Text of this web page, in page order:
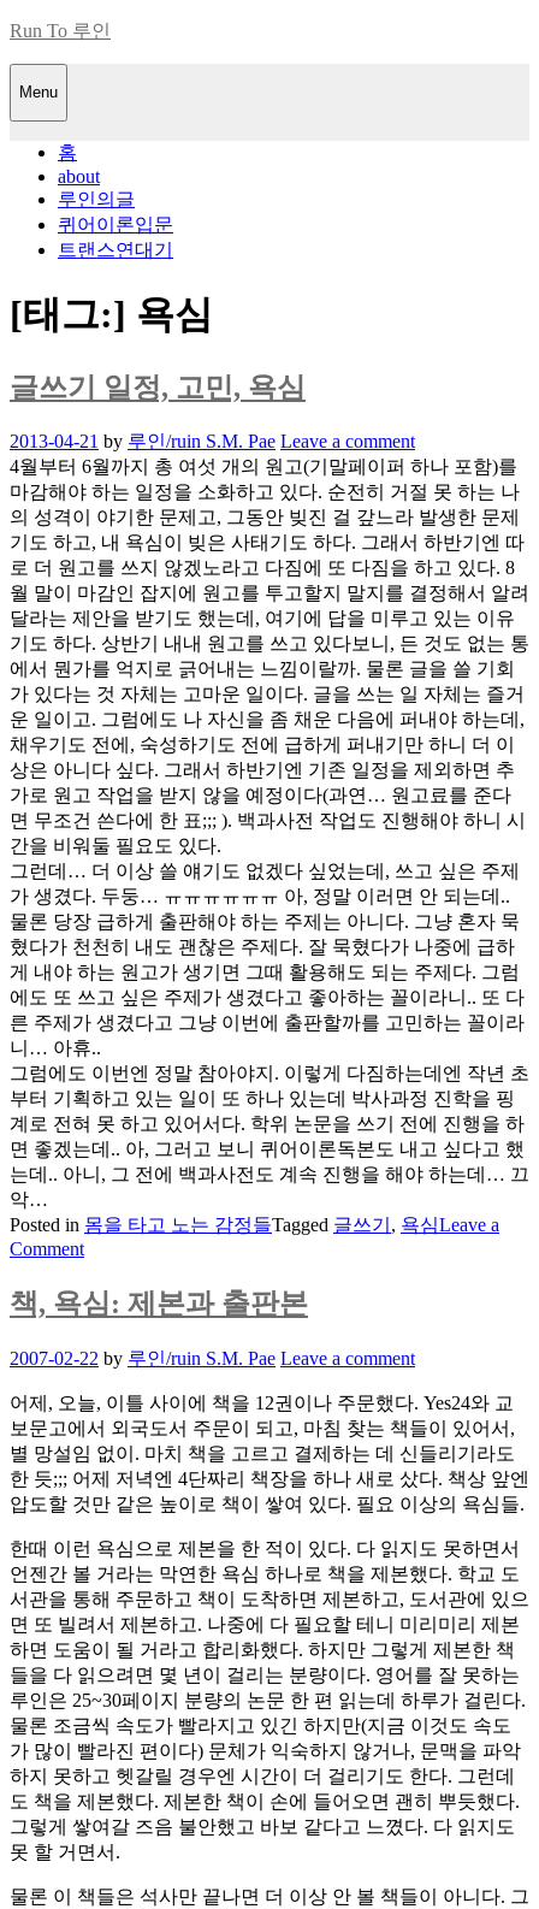
Skip
content
Run To 루인
Menu
홈
about
루인의글
퀴어이론입문
트랜스연대기
[태그:] 욕심
글쓰기 일정, 고민, 욕심
Posted
on
2013-04-21 by 루인/ruin S.M. Pae Leave a comment
4월부터 6월까지 총 여섯 개의 원고(기말페이퍼 하나 포함)를
마감해야 하는 일정을 소화하고 있다. 순전히 거절 못 하는 나
의 성격이 야기한 문제고, 그동안 빚진 걸 갚느라 발생한 문제
기도 하고, 내 욕심이 빚은 사태기도 하다. 그래서 하반기엔 따
로 더 원고를 쓰지 않겠노라고 다짐에 또 다짐을 하고 있다. 8
월 말이 마감인 잡지에 원고를 투고할지 말지를 결정해서 알려
달라는 제안을 받기도 했는데, 여기에 답을 미루고 있는 이유
기도 하다. 상반기 내내 원고를 쓰고 있다보니, 든 것도 없는 통
에서 뭔가를 억지로 긁어내는 느낌이랄까. 물론 글을 쓸 기회
가 있다는 것 자체는 고마운 일이다. 글을 쓰는 일 자체는 즐거
운 일이고. 그럼에도 나 자신을 좀 채운 다음에 퍼내야 하는데,
채우기도 전에, 숙성하기도 전에 급하게 퍼내기만 하니 더 이
상은 아니다 싶다. 그래서 하반기엔 기존 일정을 제외하면 추
가로 원고 작업을 받지 않을 예정이다(과연… 원고료를 준다
면 무조건 쓴다에 한 표;;; ). 백과사전 작업도 진행해야 하니 시
간을 비워둘 필요도 있다.
그런데… 더 이상 쓸 얘기도 없겠다 싶었는데, 쓰고 싶은 주제
가 생겼다. 두둥… ㅠㅠㅠㅠㅠㅠ 아, 정말 이러면 안 되는데..
물론 당장 급하게 출판해야 하는 주제는 아니다. 그냥 혼자 묵
혔다가 천천히 내도 괜찮은 주제다. 잘 묵혔다가 나중에 급하
게 내야 하는 원고가 생기면 그때 활용해도 되는 주제다. 그럼
에도 또 쓰고 싶은 주제가 생겼다고 좋아하는 꼴이라니.. 또 다
른 주제가 생겼다고 그냥 이번에 출판할까를 고민하는 꼴이라
니… 아휴..
그럼에도 이번엔 정말 참아야지. 이렇게 다짐하는데엔 작년 초
부터 기획하고 있는 일이 또 하나 있는데 박사과정 진학을 핑
계로 전혀 못 하고 있어서다. 학위 논문을 쓰기 전에 진행을 하
면 좋겠는데.. 아, 그러고 보니 퀴어이론독본도 내고 싶다고 했
는데.. 아니, 그 전에 백과사전도 계속 진행을 해야 하는데… 끄
악…
Posted in 몸을 타고 노는 감정들Tagged 글쓰기 , 욕심Leave a
Commenton
쓰
기
일
정,
고
민,
욕
심
책, 욕심: 제본과 출판본
Posted
2007-02-22 by 루인/ruin S.M. Pae Leave a comment
어제, 오늘, 이틀 사이에 책을 12권이나 주문했다. Yes24와 교
보문고에서 외국도서 주문이 되고, 마침 찾는 책들이 있어서,
별 망설임 없이. 마치 책을 고르고 결제하는 데 신들리기라도
한 듯;;; 어제 저녁엔 4단짜리 책장을 하나 새로 샀다. 책상 앞엔
압도할 것만 같은 높이로 책이 쌓여 있다. 필요 이상의 욕심들.
한때 이런 욕심으로 제본을 한 적이 있다. 다 읽지도 못하면서
언젠간 볼 거라는 막연한 욕심 하나로 책을 제본했다. 학교 도
서관을 통해 주문하고 책이 도착하면 제본하고, 도서관에 있으
면 또 빌려서 제본하고. 나중에 다 필요할 테니 미리미리 제본
하면 도움이 될 거라고 합리화했다. 하지만 그렇게 제본한 책
들을 다 읽으려면 몇 년이 걸리는 분량이다. 영어를 잘 못하는
루인은 25~30페이지 분량의 논문 한 편 읽는데 하루가 걸린다.
물론 조금씩 속도가 빨라지고 있긴 하지만(지금 이것도 속도
가 많이 빨라진 편이다) 문체가 익숙하지 않거나, 문맥을 파악
하지 못하고 헷갈릴 경우엔 시간이 더 걸리기도 한다. 그런데
도 책을 제본했다. 제본한 책이 손에 들어오면 괜히 뿌듯했다.
그렇게 쌓여갈 즈음 불안했고 바보 같다고 느꼈다. 다 읽지도
못 할 거면서.
물론 이 책들은 석사만 끝나면 더 이상 안 볼 책들이 아니다. 그